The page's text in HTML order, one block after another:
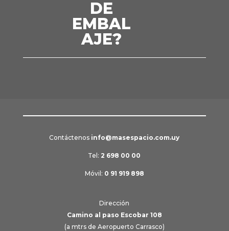
DE
EMBAL
AJE?
Contáctenos info@masespacio.com.uy
Tel: 2 698 00 00
Móvil: 0 91 919 898
Dirección
Camino al paso Escobar 108
(a mtrs de Aeropuerto Carrasco)